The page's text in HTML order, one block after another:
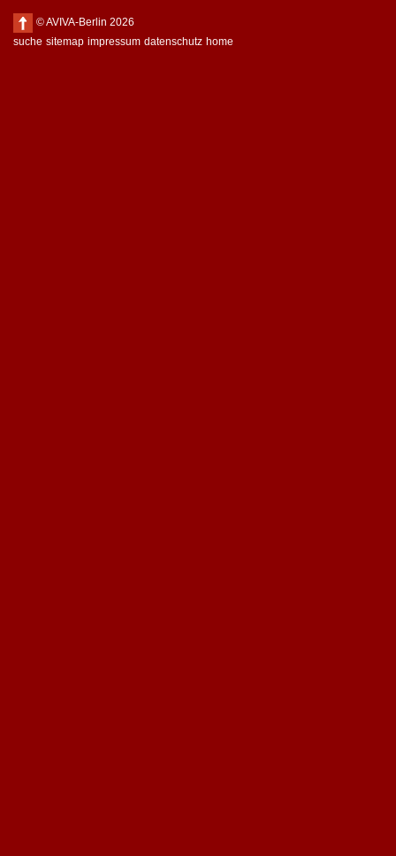
© AVIVA-Berlin 2026
suche sitemap impressum datenschutz home